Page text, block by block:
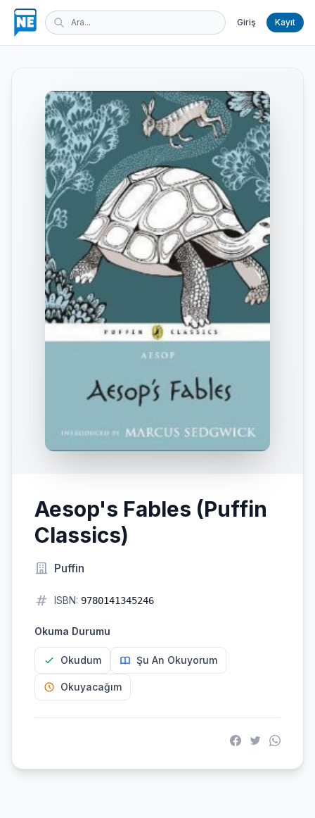
Giriş Kayıt
Aesop's Fables (Puffin
Classics)
Puffin
ISBN: 9780141345246
Okuma Durumu
Okudum Şu An Okuyorum
Okuyacağım